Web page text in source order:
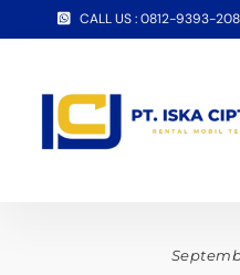
CALL US : 0812-9393-